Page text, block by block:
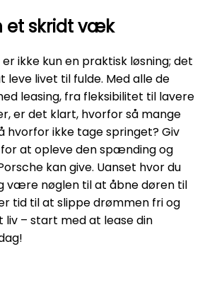
et skridt væk
ikke kun en praktisk løsning; det
leve livet til fulde. Med alle de
leasing, fra fleksibilitet til lavere
er det klart, hvorfor så mange
hvorfor ikke tage springet? Giv
at opleve den spænding og
kan give. Uanset hvor du
være nøglen til at åbne døren til
tid til at slippe drømmen fri og
– start med at lease din